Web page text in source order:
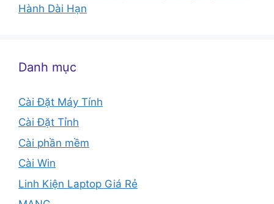
Hành Dài Hạn
Danh mục
Cài Đặt Máy Tính
Cài Đặt Tỉnh
Cài phần mềm
Cài Win
Linh Kiện Laptop Giá Rẻ